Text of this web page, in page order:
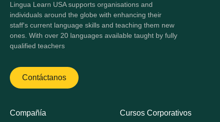
Lingua Learn USA supports organisations and
individuals around the globe with enhancing their
staff's current language skills and teaching them new
ones. With over 20 languages available taught by fully
qualified teachers
Contáctanos
Compañía Cursos Corporativos